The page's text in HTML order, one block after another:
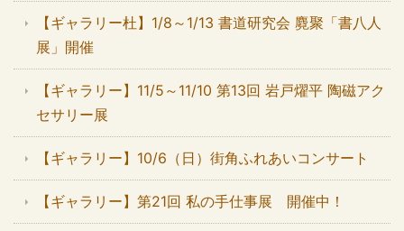
【ギャラリー杜】1/8～1/13 書道研究会 麑聚「書八人
展」開催
【ギャラリー】11/5～11/10 第13回 岩戸燿平 陶磁アク
セサリー展
【ギャラリー】10/6（日）街角ふれあいコンサート
【ギャラリー】第21回 私の手仕事展 開催中！